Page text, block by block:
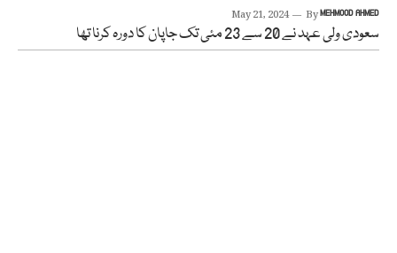
May 21, 2024 ByMEHMOOD AHMED
سعودی ولی عہد نے 20 سے 23 مئی تک جاپان کا دورہ کرنا تھا